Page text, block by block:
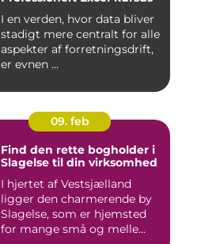
I en verden, hvor data bliver
stadigt mere centralt for alle
aspekter af forretningsdrift,
er evnen ...
09. feb
Find den rette bogholder i
Slagelse til din virksomhed
I hjertet af Vestsjælland
ligger den charmerende by
Slagelse, som er hjemsted
for mange små og melle...